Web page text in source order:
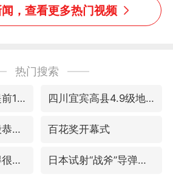
考级
来
，查看更多热门视频
热门搜索
东航：国内客票提前14天免费退改 四川宜宾高县4.9级地震致1死
泉州市委书记张毅恭被查 百花奖开幕式
刘国正说向鹏打得很窝囊 日本试射“战斧”导弹，国防部回应